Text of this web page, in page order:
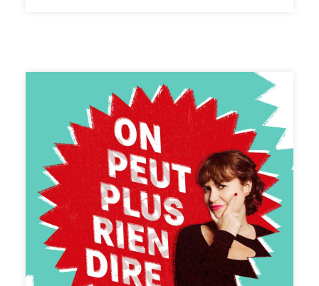
tard.La congélation des ovocytes est-elle une réelle
avancée féministe ? Pourquoi les hommes ne sont pas
incités à congeler également leur sperme ? La
congélation est elle une réponse individuelle à des
questions systémiques ?Judith Duportail – aux côtés de
Myriam Levain, autrice et de Nelly Achour, biologiste de
la reproduction – explore les
conséquences inattendues de la congélation des
ovocytes qui favorisent au final la formation de familles
traditionnelles.🔗 PRÉCOMMANDEZ "MATERNITÉS
REBELLES", le livre de Judith Duportail sur Ulule.fr ***
ERRATUM : Le livre cité Lettre à une mère est de René
Frydman et non pas de Michaël Grynberg comme énoncé
dans l'épisode.Les ressources citées :Et toi tu t'y mets
quand ?, de Myriam Levain (éd. Flammarion, 2018)L'étude
More and more women are freezing their eggs – but only